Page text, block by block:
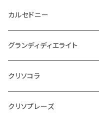
カルセドニー
グランディディエライト
クリソコラ
クリソプレーズ